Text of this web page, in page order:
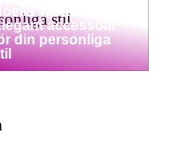
väska:
accessoar
din personliga